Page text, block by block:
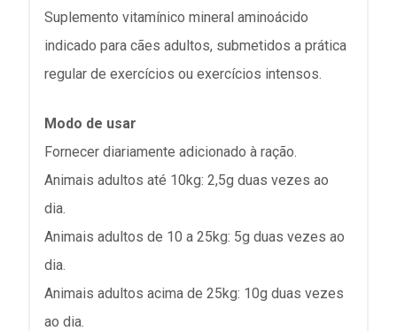
Suplemento vitamínico mineral aminoácido
indicado para cães adultos, submetidos a prática
regular de exercícios ou exercícios intensos.
Modo de usar
Fornecer diariamente adicionado à ração.
Animais adultos até 10kg: 2,5g duas vezes ao
dia.
Animais adultos de 10 a 25kg: 5g duas vezes ao
dia.
Animais adultos acima de 25kg: 10g duas vezes
ao dia.